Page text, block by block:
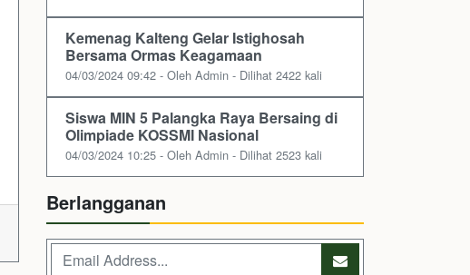
Kemenag Kalteng Gelar Istighosah
Bersama Ormas Keagamaan
04/03/2024 09:42 - Oleh Admin - Dilihat 2422 kali
Siswa MIN 5 Palangka Raya Bersaing di
Olimpiade KOSSMI Nasional
04/03/2024 10:25 - Oleh Admin - Dilihat 2523 kali
Berlangganan